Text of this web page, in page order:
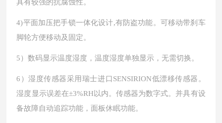
具有较强的抗腐蚀性。
4)平面加压把手锁一体化设计,有防盗功能。可移动带刹车
脚轮方便移动及固定。
5）数码显示温度湿度，温度湿度单独显示，无需切换。
6）湿度传感器采用瑞士进口SENSIRION低漂移传感器。
湿度显示误差在±3%RH以内。传感器为数字式。 并具有设
备故障自动追踪功能，面板休眠功能。